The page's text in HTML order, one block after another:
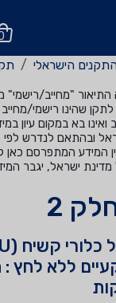
הישראלי
"מחייב/רישמי"
לתקן שהינו רישמי/
ואינו בא במקום עיון
ובהתאם לנדרש לפי
המידע המתפרסם כאן
מדינת ישראל, יגבר
ללא לחץ